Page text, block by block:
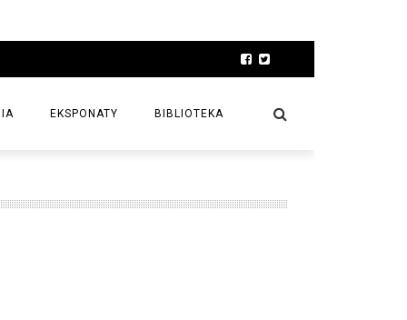
EKSPONATY BIBLIOTEKA